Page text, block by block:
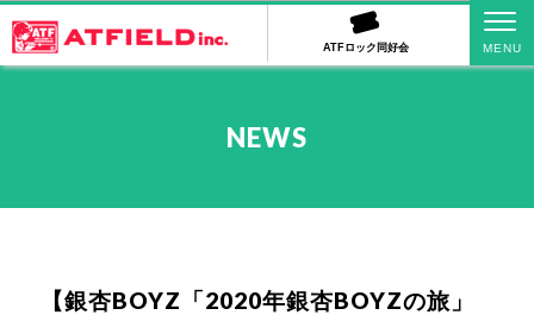
ATFロック同好会
NEWS
【銀杏BOYZ「2020年銀杏BOYZの旅」